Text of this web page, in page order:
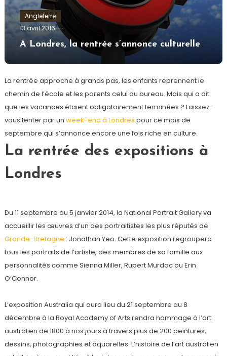
Angleterre
13 avril 2016
admin
A Londres, la rentrée s’annonce culturelle
La rentrée approche à grands pas, les enfants reprennent le
chemin de l’école et les parents celui du bureau. Mais qui a dit
que les vacances étaient obligatoirement terminées ? Laissez-
vous tenter par un week-end à Londres pour ce mois de
septembre qui s’annonce encore une fois riche en culture.
La rentrée des expositions à
Londres
Du 11 septembre au 5 janvier 2014, la National Portrait Gallery va
accueillir les œuvres d’un des portraitistes les plus réputés de
Grande-Bretagne : Jonathan Yeo. Cette exposition regroupera
tous les portraits de l’artiste, des membres de sa famille aux
personnalités comme Sienna Miller, Rupert Murdoc ou Erin
O’Connor.
L’exposition Australia qui aura lieu du 21 septembre au 8
décembre à la Royal Academy of Arts rendra hommage à l’art
australien de 1800 à nos jours à travers plus de 200 peintures,
dessins, photographies et aquarelles. L’histoire de l’art australien